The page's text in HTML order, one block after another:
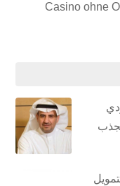
Casino ohne
تحقيق رؤية المملكة 2030 بجذب
بتمويل